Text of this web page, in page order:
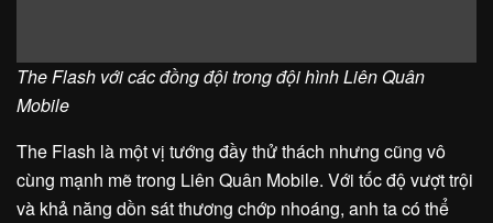
The Flash với các đồng đội trong đội hình Liên Quân
Mobile
The Flash là một vị tướng đầy thử thách nhưng cũng vô
cùng mạnh mẽ trong Liên Quân Mobile. Với tốc độ vượt trội
và khả năng dồn sát thương chớp nhoáng, anh ta có thể